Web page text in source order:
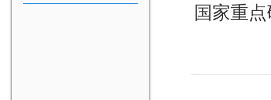
国家重